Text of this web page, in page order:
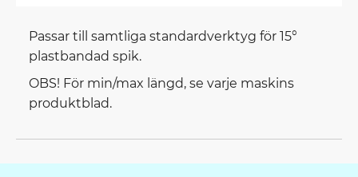
Passar till samtliga standardverktyg för 15°
plastbandad spik.
OBS! För min/max längd, se varje maskins
produktblad.